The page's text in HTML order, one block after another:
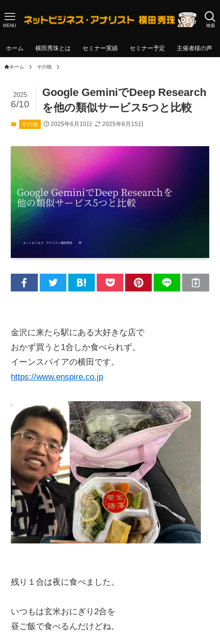
検索
MENU
ホーム 横田秀珠とは セミナー実績 セミナー予定 主催者様の声
ホーム その他
Google GeminiでDeep Research
を他の類似サービス5つと比較
2025
6/10
その他 2025年6月10日 2025年6月15日
金沢に来たら駅にある大好きな店で
おかず買うと1合しか食べられず。
イーンスパイアの横田です。
https://www.enspire.co.jp
残り１合は夜に食べました。
いつもは玄米おにぎり2合を
昼ご飯で食べるんだけどね。